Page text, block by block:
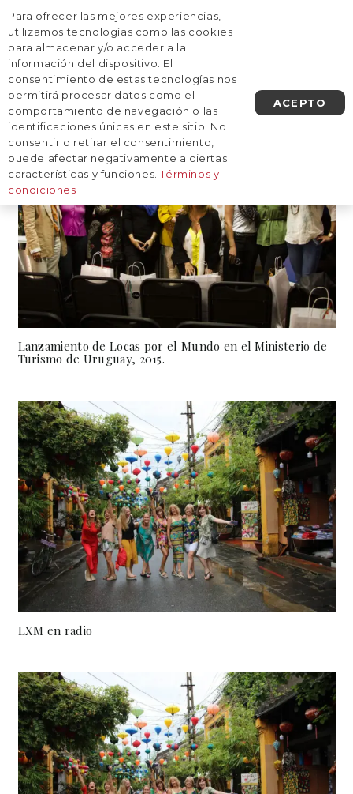
AGENDA UNA LLAMADA
Prensa
Lanzamiento de Locas por el Mundo en el Ministerio de
Turismo de Uruguay, 2015.
LXM en radio
Para ofrecer las mejores experiencias,
utilizamos tecnologías como las cookies
para almacenar y/o acceder a la
información del dispositivo. El
consentimiento de estas tecnologías nos
permitirá procesar datos como el
comportamiento de navegación o las
identificaciones únicas en este sitio. No
consentir o retirar el consentimiento,
puede afectar negativamente a ciertas
características y funciones.Términos y
condiciones
ACEPTO